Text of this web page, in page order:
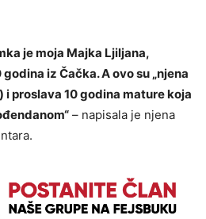
je moja Majka Ljiljana,
iz Čačka. A ovo su „njena
i proslava 10 godina mature koja
– napisala je njena